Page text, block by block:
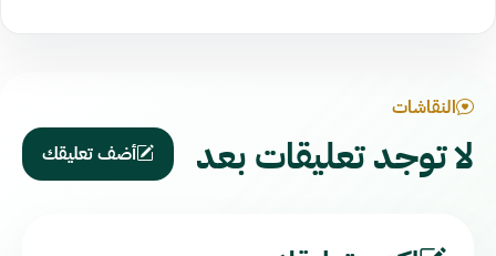
النقاشات
لا توجد تعليقات بعد أضف تعليقك